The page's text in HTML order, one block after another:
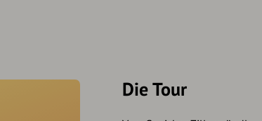
Die Tour